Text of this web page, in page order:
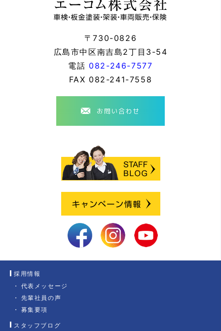
〒730-0826
広島市中区南吉島2丁目3-54
電話 082-246-7577
FAX 082-241-7558
お問い合わせ
採用情報
代表メッセージ
先輩社員の声
募集要項
スタッフブログ